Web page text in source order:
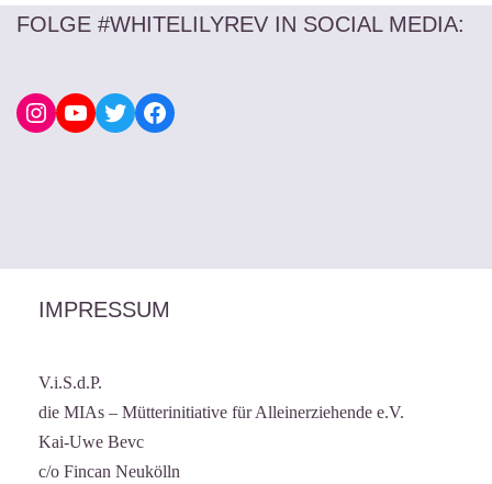
FOLGE #WHITELILYREV IN SOCIAL MEDIA:
IMPRESSUM
V.i.S.d.P.
die MIAs – Mütterinitiative für Alleinerziehende e.V.
Kai-Uwe Bevc
c/o Fincan Neukölln